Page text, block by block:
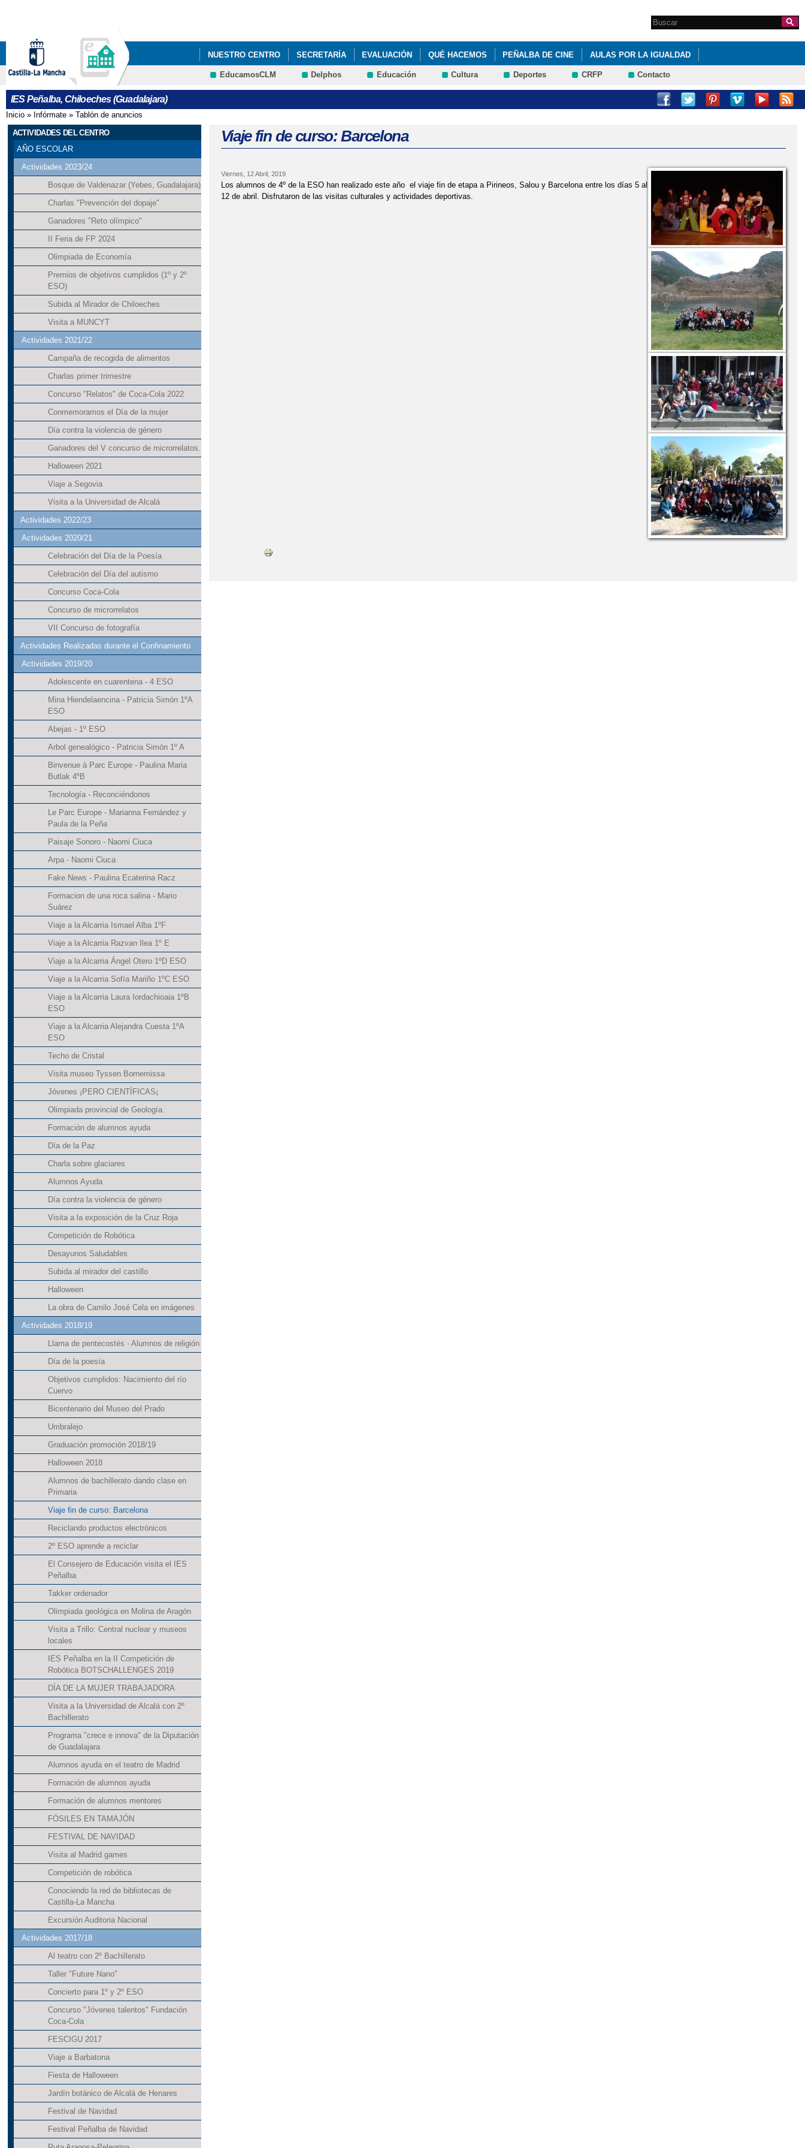
Formulario de
búsqueda
Search this site
NUESTRO CENTRO SECRETARÍA EVALUACIÓN QUÉ HACEMOS PEÑALBA DE CINE AULAS POR LA IGUALDAD
EL PEÑALBA SE INTERNACIONALIZA ANTÁRTIDA 22/23
EducamosCLM Delphos Educación Cultura Deportes CRFP Contacto
IES Peñalba, Chiloeches (Guadalajara)
Se encuentra usted aquí
Inicio » Infórmate » Tablón de anuncios
ACTIVIDADES DEL CENTRO
AÑO ESCOLAR
Actividades 2023/24
Bosque de Valdenazar (Yebes, Guadalajara)
Charlas "Prevención del dopaje"
Ganadores "Reto olímpico"
II Feria de FP 2024
Olimpiada de Economía
Premios de objetivos cumplidos (1º y 2º
ESO)
Subida al Mirador de Chiloeches
Visita a MUNCYT
Actividades 2021/22
Campaña de recogida de alimentos
Charlas primer trimestre
Concurso "Relatos" de Coca-Cola 2022
Conmemoramos el Día de la mujer
Día contra la violencia de género
Ganadores del V concurso de microrrelatos.
Halloween 2021
Viaje a Segovia
Visita a la Universidad de Alcalá
Actividades 2022/23
Actividades 2020/21
Celebración del Día de la Poesía
Celebración del Día del autismo
Concurso Coca-Cola
Concurso de microrrelatos
VII Concurso de fotografía
Actividades Realizadas durante el Confinamiento
Actividades 2019/20
Adolescente en cuarentena - 4 ESO
Mina Hiendelaencina - Patricia Simón 1ºA
ESO
Abejas - 1º ESO
Arbol genealógico - Patricia Simón 1º A
Binvenue à Parc Europe - Paulina Maria
Butlak 4ºB
Tecnología - Reconciéndonos
Le Parc Europe - Marianna Fernández y
Paula de la Peña
Paisaje Sonoro - Naomi Ciuca
Arpa - Naomi Ciuca
Fake News - Paulina Ecaterina Racz
Formacion de una roca salina - Mario
Suárez
Viaje a la Alcarria Ismael Alba 1ºF
Viaje a la Alcarria Razvan Ilea 1º E
Viaje a la Alcarria Ángel Otero 1ºD ESO
Viaje a la Alcarria Sofía Mariño 1ºC ESO
Viaje a la Alcarria Laura Iordachioaia 1ºB
ESO
Viaje a la Alcarria Alejandra Cuesta 1ºA
ESO
Techo de Cristal
Visita museo Tyssen Bornemissa
Jóvenes ¡PERO CIENTÍFICAS¡
Olimpiada provincial de Geología.
Formación de alumnos ayuda
Día de la Paz
Charla sobre glaciares
Alumnos Ayuda
Día contra la violencia de género
Visita a la exposición de la Cruz Roja
Competición de Robótica
Desayunos Saludables
Subida al mirador del castillo
Halloween
La obra de Camilo José Cela en imágenes
Actividades 2018/19
Llama de pentecostés - Alumnos de religión
Día de la poesía
Objetivos cumplidos: Nacimiento del río
Cuervo
Bicentenario del Museo del Prado
Umbralejo
Graduación promoción 2018/19
Halloween 2018
Alumnos de bachillerato dando clase en
Primaria
Viaje fin de curso: Barcelona
Reciclando productos electrónicos
2º ESO aprende a reciclar
El Consejero de Educación visita el IES
Peñalba
Takker ordenador
Olimpiada geológica en Molina de Aragón
Visita a Trillo: Central nuclear y museos
locales
IES Peñalba en la II Competición de
Robótica BOTSCHALLENGES 2019
DÍA DE LA MUJER TRABAJADORA
Visita a la Universidad de Alcalá con 2º
Bachillerato
Programa "crece e innova" de la Diputación
de Guadalajara
Alumnos ayuda en el teatro de Madrid
Formación de alumnos ayuda
Formación de alumnos mentores
FÓSILES EN TAMAJÓN
FESTIVAL DE NAVIDAD
Visita al Madrid games
Competición de robótica
Conociendo la red de bibliotecas de
Castilla-La Mancha
Excursión Auditoria Nacional
Actividades 2017/18
Al teatro con 2º Bachillerato
Taller "Future Nano"
Concierto para 1º y 2º ESO
Concurso "Jóvenes talentos" Fundación
Coca-Cola
FESCIGU 2017
Viaje a Barbatona
Fiesta de Halloween
Jardín botánico de Alcalá de Henares
Festival de Navidad
Festival Peñalba de Navidad
Viaje fin de curso: Barcelona
Viernes, 12 Abril, 2019
Los alumnos de 4º de la ESO han realizado este año el viaje fin de etapa a Pirineos, Salou y Barcelona entre los días 5 al
12 de abril. Disfrutaron de las visitas culturales y actividades deportivas.